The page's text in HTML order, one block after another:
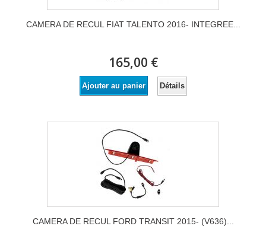
CAMERA DE RECUL FIAT TALENTO 2016- INTEGREE...
165,00 €
Ajouter au panier Détails
CAMERA DE RECUL FORD TRANSIT 2015- (V636)...